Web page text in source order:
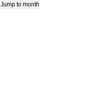
Jump to month